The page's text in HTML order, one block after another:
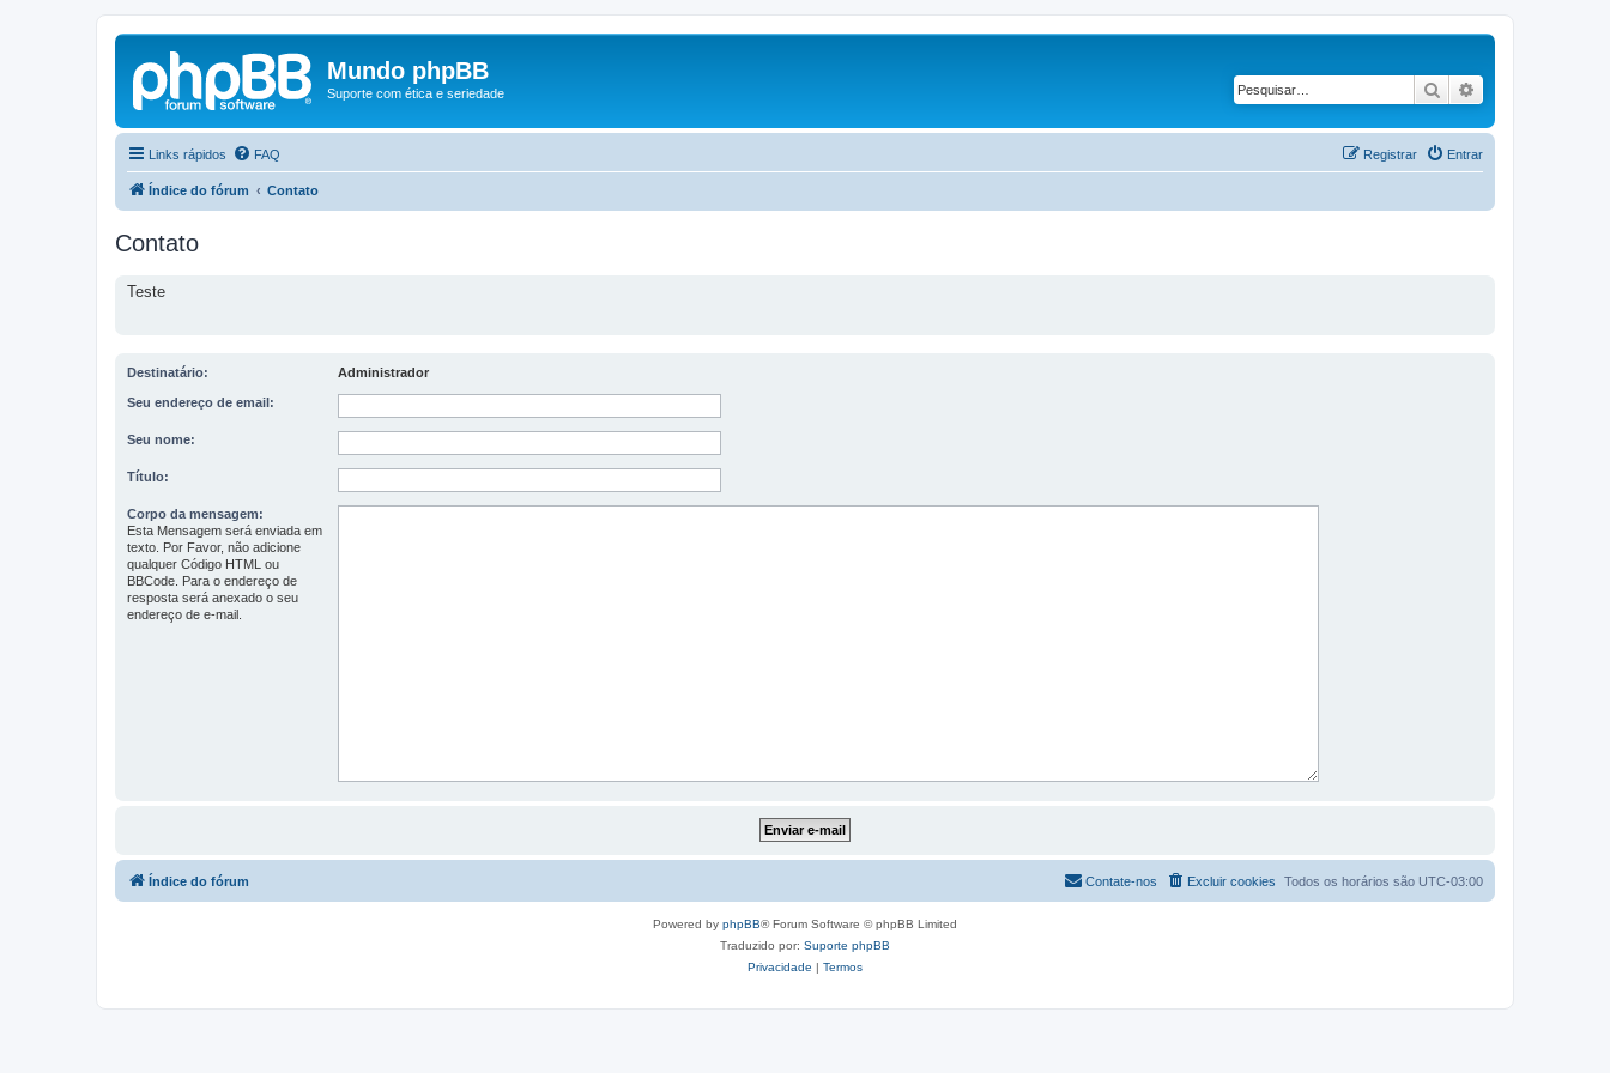
Mundo phpBB
Suporte com ética e seriedade Pesquisar
Links rápidos FAQ Entrar
Registrar
Índice do fórum Contato
Contato
Teste
Destinatário: Administrador
Seu endereço de email:
Seu nome:
Título:
Corpo da mensagem:
Esta Mensagem será enviada em
texto. Por Favor, não adicione
qualquer Código HTML ou
BBCode. Para o endereço de
resposta será anexado o seu
endereço de e-mail.
Índice do fórum Todos os horários são UTC-03:00
Excluir cookies
Contate-nos
Powered by phpBB® Forum Software © phpBB Limited
Traduzido por: Suporte phpBB
Privacidade | Termos